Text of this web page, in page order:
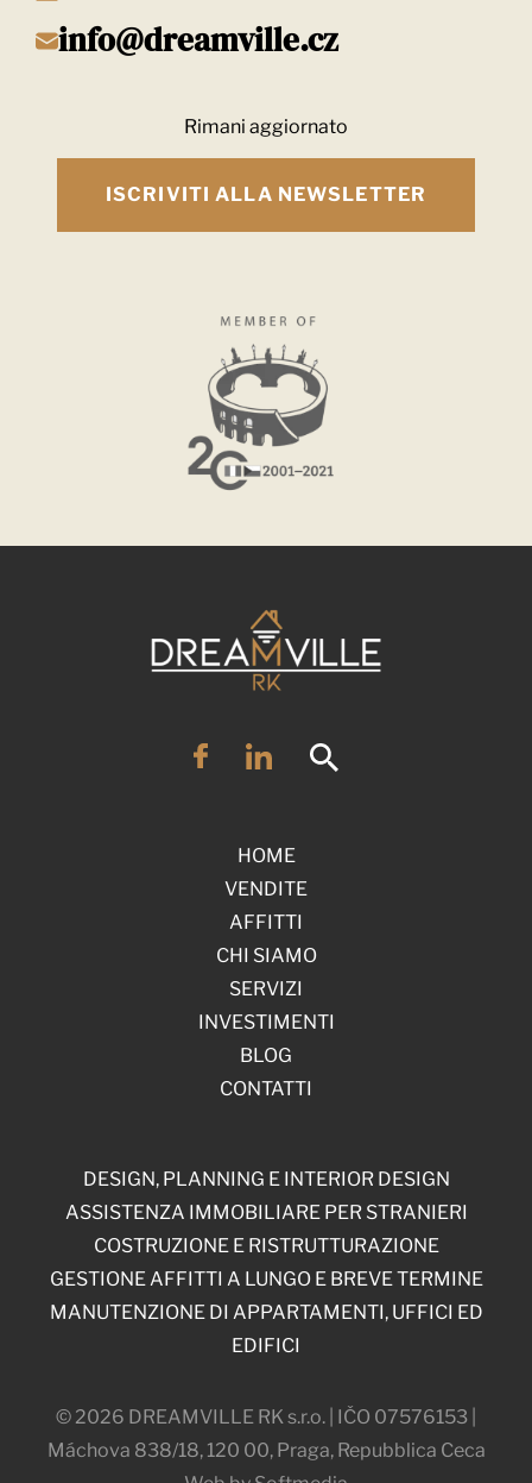
info@dreamville.cz
Rimani aggiornato
ISCRIVITI ALLA NEWSLETTER
HOME
VENDITE
AFFITTI
CHI SIAMO
SERVIZI
INVESTIMENTI
BLOG
CONTATTI
© 2026 DREAMVILLE RK s.r.o. | IČO 07576153 |
Máchova 838/18, 120 00, Praga, Repubblica Ceca
DESIGN, PLANNING E INTERIOR DESIGN
ASSISTENZA IMMOBILIARE PER STRANIERI
COSTRUZIONE E RISTRUTTURAZIONE
GESTIONE AFFITTI A LUNGO E BREVE TERMINE
MANUTENZIONE DI APPARTAMENTI, UFFICI ED
EDIFICI